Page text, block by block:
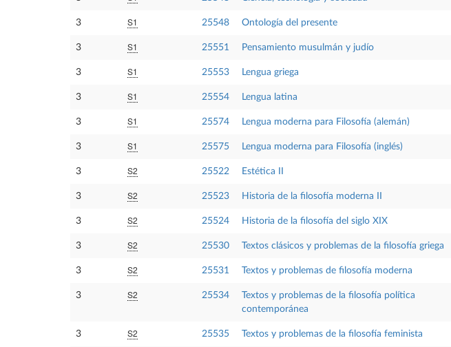
3 S1 25548 Ontología del presente
3 S1 25551 Pensamiento musulmán y judío
3 S1 25553 Lengua griega
3 S1 25554 Lengua latina
3 S1 25574 Lengua moderna para Filosofía (alemán)
3 S1 25575 Lengua moderna para Filosofía (inglés)
3 S2 25522 Estética II
3 S2 25523 Historia de la filosofía moderna II
3 S2 25524 Historia de la filosofía del siglo XIX
3 S2 25530 Textos clásicos y problemas de la filosofía griega
3 S2 25531 Textos y problemas de filosofía moderna
3 S2 25534
Textos y problemas de la filosofía política
contemporánea
3 S2 25535 Textos y problemas de la filosofía feminista